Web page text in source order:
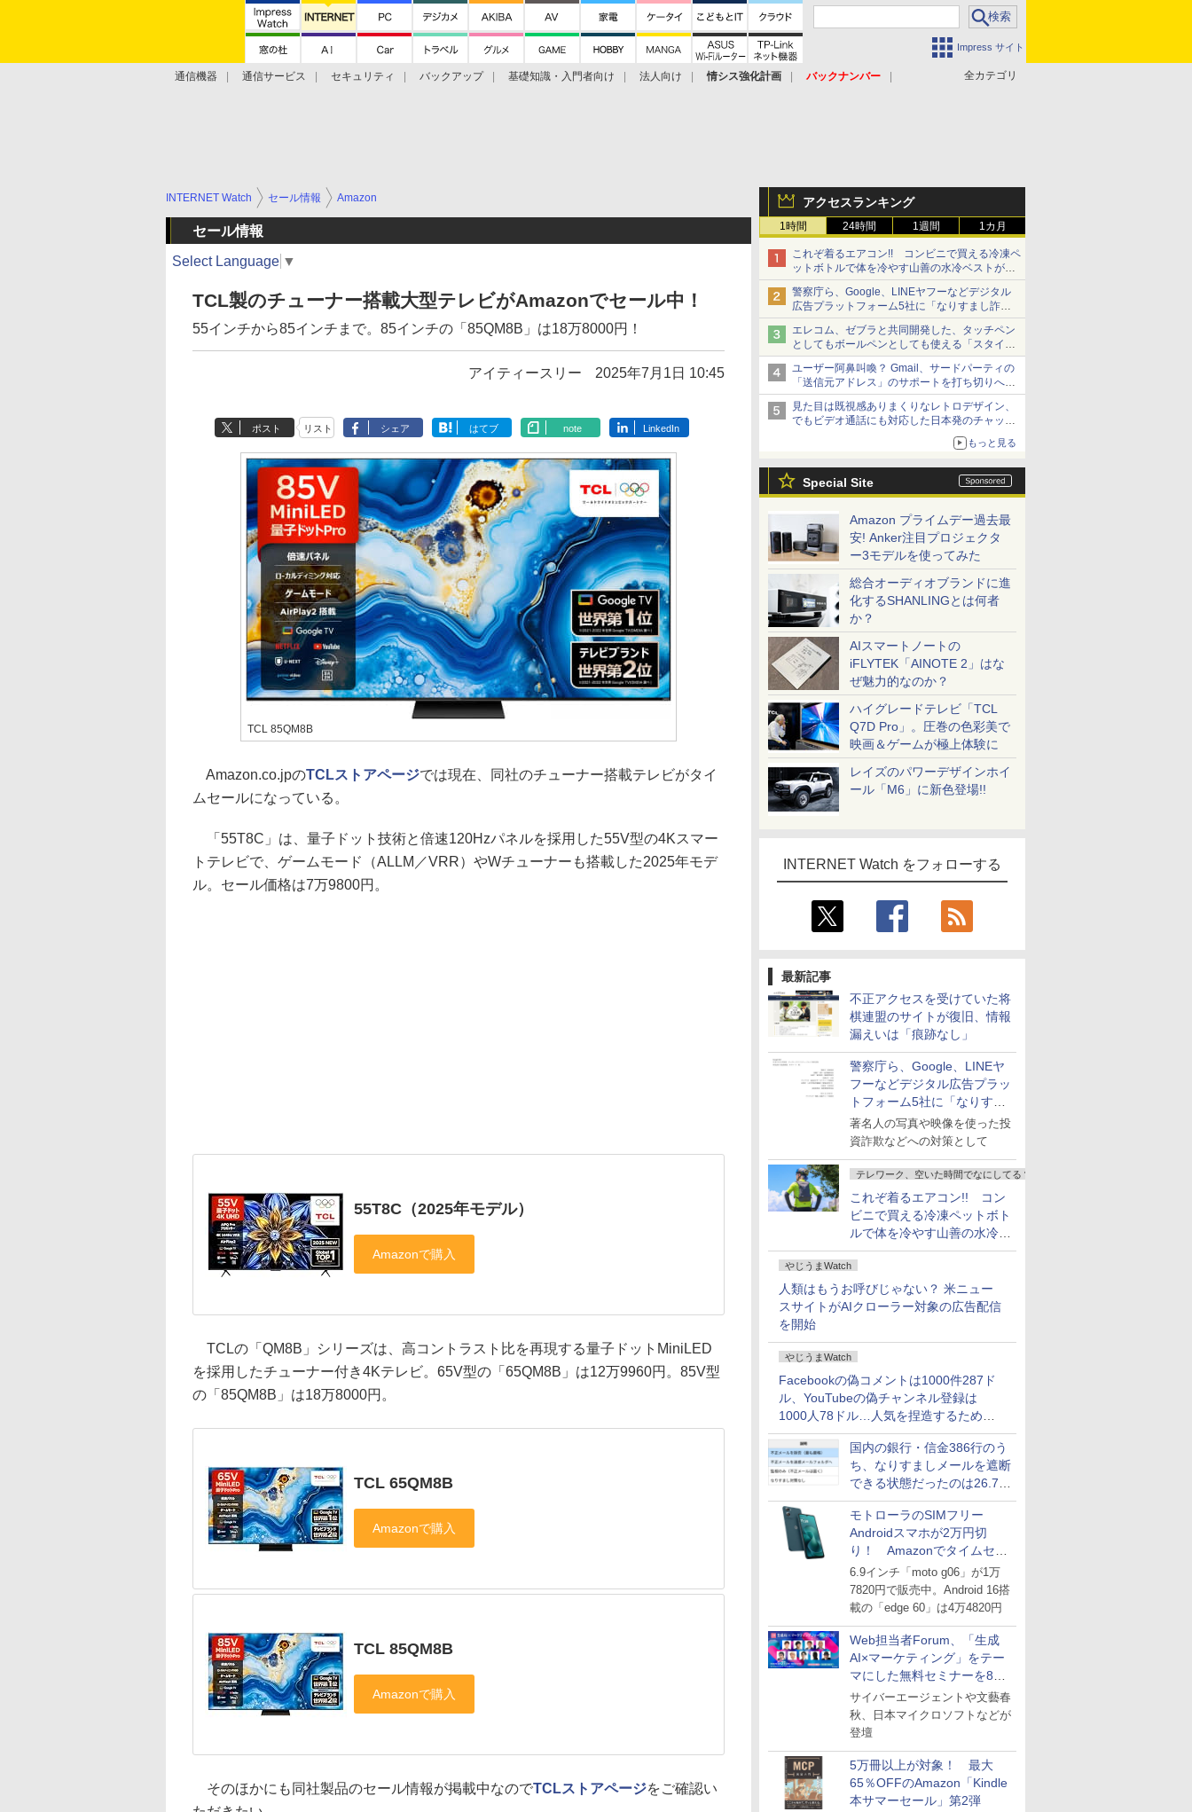
Impress サイト
全カテゴリ
通信機器 通信サービス セキュリティ バックアップ 基礎知識・入門者向け 法人向け 情シス強化計画
バックナンバー
アクセスランキング
1時間 24時間 1週間 1カ月
これぞ着るエアコン!! コンビニで買える冷凍ペ
ットボトルで体を冷やす山善の水冷ベストがロ
ードバイクにちょうどいい【ぼっち・ざ・ろー
ど！その14】【空いた時間でなにしてる？】
警察庁ら、Google、LINEヤフーなどデジタル
広告プラットフォーム5社に「なりすまし詐欺
広告」対策強化を要請 著名人の写真や映像を
使った投資詐欺などへの対策として
エレコム、ゼブラと共同開発した、タッチペン
としてもボールペンとしても使える「スタイラ
スツーウェイ」発売 iPadにも紙にも、持ち替
えずに書き込める
ユーザー阿鼻叫喚？ Gmail、サードパーティの
「送信元アドレス」のサポートを打ち切りへ
【やじうまWatch】
見た目は既視感ありまくりなレトロデザイン、
でもビデオ通話にも対応した日本発のチャット
もっと見る
Special Site
Amazon プライムデー過去最
安! Anker注目プロジェクタ
ー3モデルを使ってみた
総合オーディオブランドに進
化するSHANLINGとは何者
か？
AIスマートノートの
iFLYTEK「AINOTE 2」はな
ぜ魅力的なのか？
ハイグレードテレビ「TCL
Q7D Pro」。圧巻の色彩美で
映画＆ゲームが極上体験に
レイズのパワーデザインホイ
ール「M6」に新色登場!!
INTERNET Watch をフォローする
最新記事
不正アクセスを受けていた将
棋連盟のサイトが復旧、情報
漏えいは「痕跡なし」
警察庁ら、Google、LINEヤ
フーなどデジタル広告プラッ
トフォーム5社に「なりすま
し詐欺広告」対策強化を要請
著名人の写真や映像を使った投
資詐欺などへの対策として
テレワーク、空いた時間でなにしてる？
これぞ着るエアコン!! コン
ビニで買える冷凍ペットボト
ルで体を冷やす山善の水冷ベ
ストがロードバイクにちょう
どいい【ぼっち・ざ・ろー
ど！その14】
やじうまWatch
人類はもうお呼びじゃない？ 米ニュー
スサイトがAIクローラー対象の広告配信
を開始
やじうまWatch
Facebookの偽コメントは1000件287ド
ル、YouTubeの偽チャンネル登録は
1000人78ドル…人気を捏造するための
価格リストが公開中
国内の銀行・信金386行のう
ち、なりすましメールを遮断
できる状態だったのは26.7％
にとどまる～GMOブランド
セキュリティ調査
モトローラのSIMフリー
Androidスマホが2万円切
り！ Amazonでタイムセー
ル
6.9インチ「moto g06」が1万
7820円で販売中。Android 16搭
載の「edge 60」は4万4820円
Web担当者Forum、「生成
AI×マーケティング」をテー
マにした無料セミナーを8月
27日にオンライン開催
サイバーエージェントや文藝春
秋、日本マイクロソフトなどが
登壇
5万冊以上が対象！ 最大
65％OFFのAmazon「Kindle
本サマーセール」第2弾
INTERNET Watch セール情報 Amazon
セール情報
Select Language ▼
TCL製のチューナー搭載大型テレビがAmazonでセール中！
55インチから85インチまで。85インチの「85QM8B」は18万8000円！
アイティースリー 2025年7月1日 10:45
ポスト リスト シェア はてブ note LinkedIn
TCL 85QM8B
Amazon.co.jpのTCLストアページでは現在、同社のチューナー搭載テレビがタイ
ムセールになっている。
「55T8C」は、量子ドット技術と倍速120Hzパネルを採用した55V型の4Kスマー
トテレビで、ゲームモード（ALLM／VRR）やWチューナーも搭載した2025年モデ
ル。セール価格は7万9800円。
55T8C（2025年モデル）
TCLの「QM8B」シリーズは、高コントラスト比を再現する量子ドットMiniLED
を採用したチューナー付き4Kテレビ。65V型の「65QM8B」は12万9960円。85V型
の「85QM8B」は18万8000円。
TCL 65QM8B
TCL 85QM8B
そのほかにも同社製品のセール情報が掲載中なのでTCLストアページをご確認い